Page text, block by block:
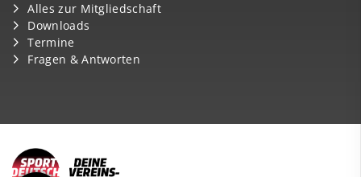
Alles zur Mitgliedschaft
Downloads
Termine
Fragen & Antworten